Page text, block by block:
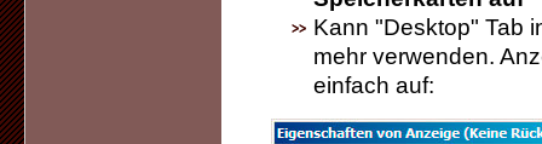
Kann "Desktop" Tab
mehr verwenden.
einfach auf: